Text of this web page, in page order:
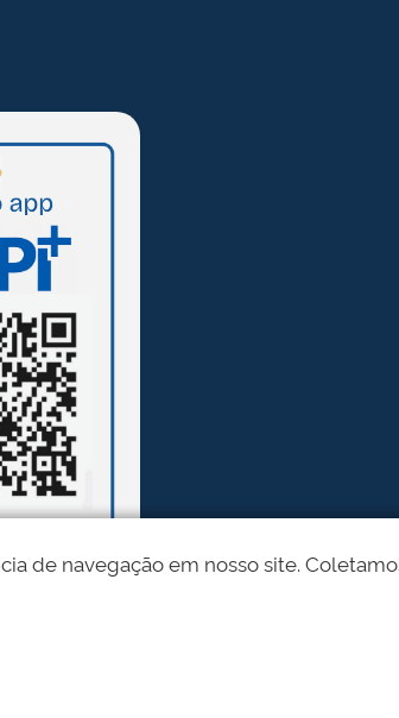
de navegação em nosso site.